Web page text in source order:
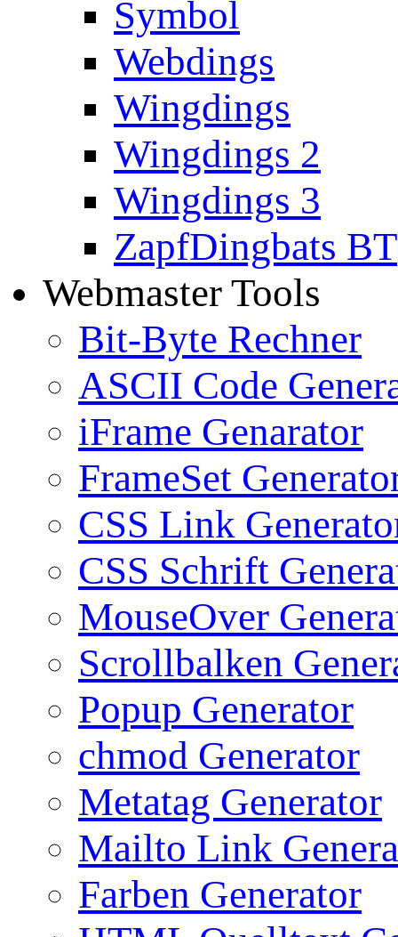
Symbol
Webdings
Wingdings
Wingdings 2
Wingdings 3
ZapfDingbats BT
Webmaster Tools
Bit-Byte Rechner
ASCII Code
iFrame Genarator
FrameSet
CSS Link
CSS Schrift
MouseOver
Scrollbalken
Popup Generator
chmod Generator
Metatag Generator
Mailto Link
Farben Generator